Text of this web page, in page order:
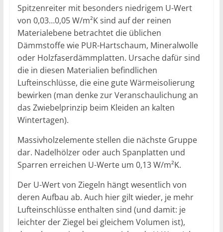
Spitzenreiter mit besonders niedrigem U-Wert
von 0,03…0,05 W/m²K sind auf der reinen
Materialebene betrachtet die üblichen
Dämmstoffe wie PUR-Hartschaum, Mineralwolle
oder Holzfaserdämmplatten. Ursache dafür sind
die in diesen Materialien befindlichen
Lufteinschlüsse, die eine gute Wärmeisolierung
bewirken (man denke zur Veranschaulichung an
das Zwiebelprinzip beim Kleiden an kalten
Wintertagen).
Massivholzelemente stellen die nächste Gruppe
dar. Nadelhölzer oder auch Spanplatten und
Sparren erreichen U-Werte um 0,13 W/m²K.
Der U-Wert von Ziegeln hängt wesentlich von
deren Aufbau ab. Auch hier gilt wieder, je mehr
Lufteinschlüsse enthalten sind (und damit: je
leichter der Ziegel bei gleichem Volumen ist),